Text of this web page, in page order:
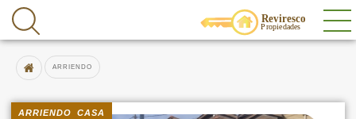
ARRIENDO
ARRIENDO CASA